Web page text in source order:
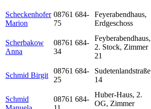
Scheckenhofer
Marion
08761 684-
75
Feyerabendhaus,
Erdgeschoss
Scherbakow
Anna
08761 684-
34
Feyberabendhaus,
2. Stock, Zimmer
21
Schmid Birgit
08761 684-
25
Sudetenlandstraße
14
Schmid
08761 684-
Huber-Haus, 2.
OG, Zimmer